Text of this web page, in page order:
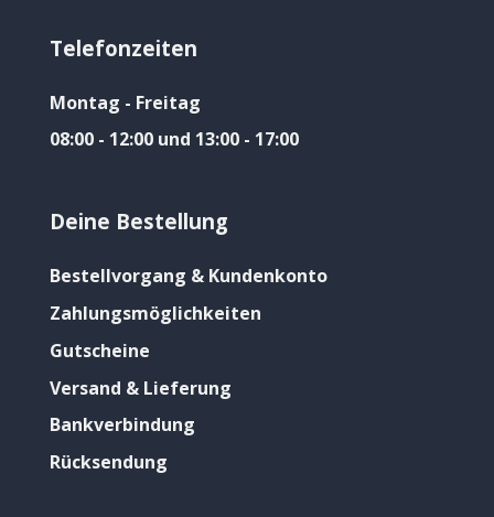
Telefonzeiten
Montag - Freitag
08:00 - 12:00 und 13:00 - 17:00
Deine Bestellung
Bestellvorgang & Kundenkonto
Zahlungsmöglichkeiten
Gutscheine
Versand & Lieferung
Bankverbindung
Rücksendung